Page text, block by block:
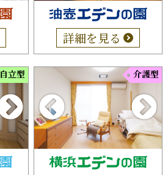
詳細を見る
自立型 介護型